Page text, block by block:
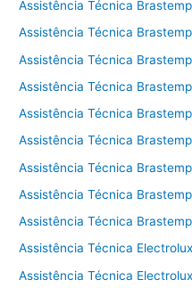
Assistência Técnica
Assistência Técnica
Assistência Técnica
Assistência Técnica
Assistência Técnica
Assistência Técnica
Assistência Técnica
Assistência Técnica
Assistência Técnica
Assistência Técnica
Assistência Técnica